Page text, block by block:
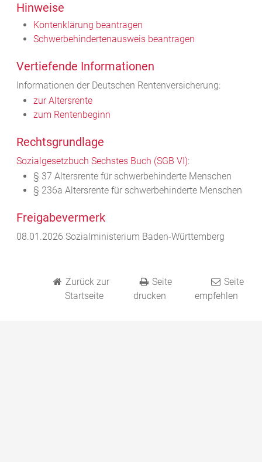
Hinweise
Kontenklärung beantragen
Schwerbehindertenausweis beantragen
Vertiefende Informationen
Informationen der Deutschen Rentenversicherung:
zur Altersrente
zum Rentenbeginn
Rechtsgrundlage
Sozialgesetzbuch Sechstes Buch (SGB VI):
§ 37 Altersrente für schwerbehinderte Menschen
§ 236a Altersrente für schwerbehinderte Menschen
Freigabevermerk
08.01.2026 Sozialministerium Baden-Württemberg
Zurück zur
Startseite
Seite
drucken
Seite
empfehlen